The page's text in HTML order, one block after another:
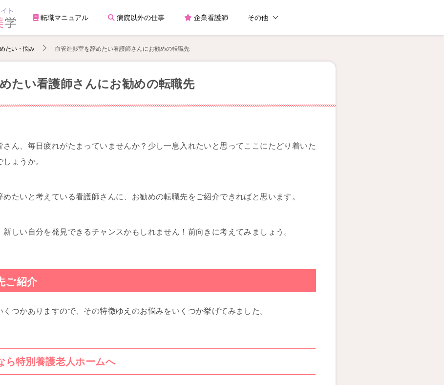
転職マニュアル 病院以外の仕事 企業看護師 その他
たい・悩み 血管造影室を辞めたい看護師さんにお勧めの転職先
たい看護師さんにお勧めの転職先
さん、毎日疲れがたまっていませんか？少し一息入れたいと思ってここにたどり着いた
ょうか。
たいと考えている看護師さんに、お勧めの転職先をご紹介できればと思います。
しい自分を発見できるチャンスかもしれません！前向きに考えてみましょう。
ご紹介
つかありますので、その特徴ゆえのお悩みをいくつか挙げてみました。
ら特別養護老人ホームへ